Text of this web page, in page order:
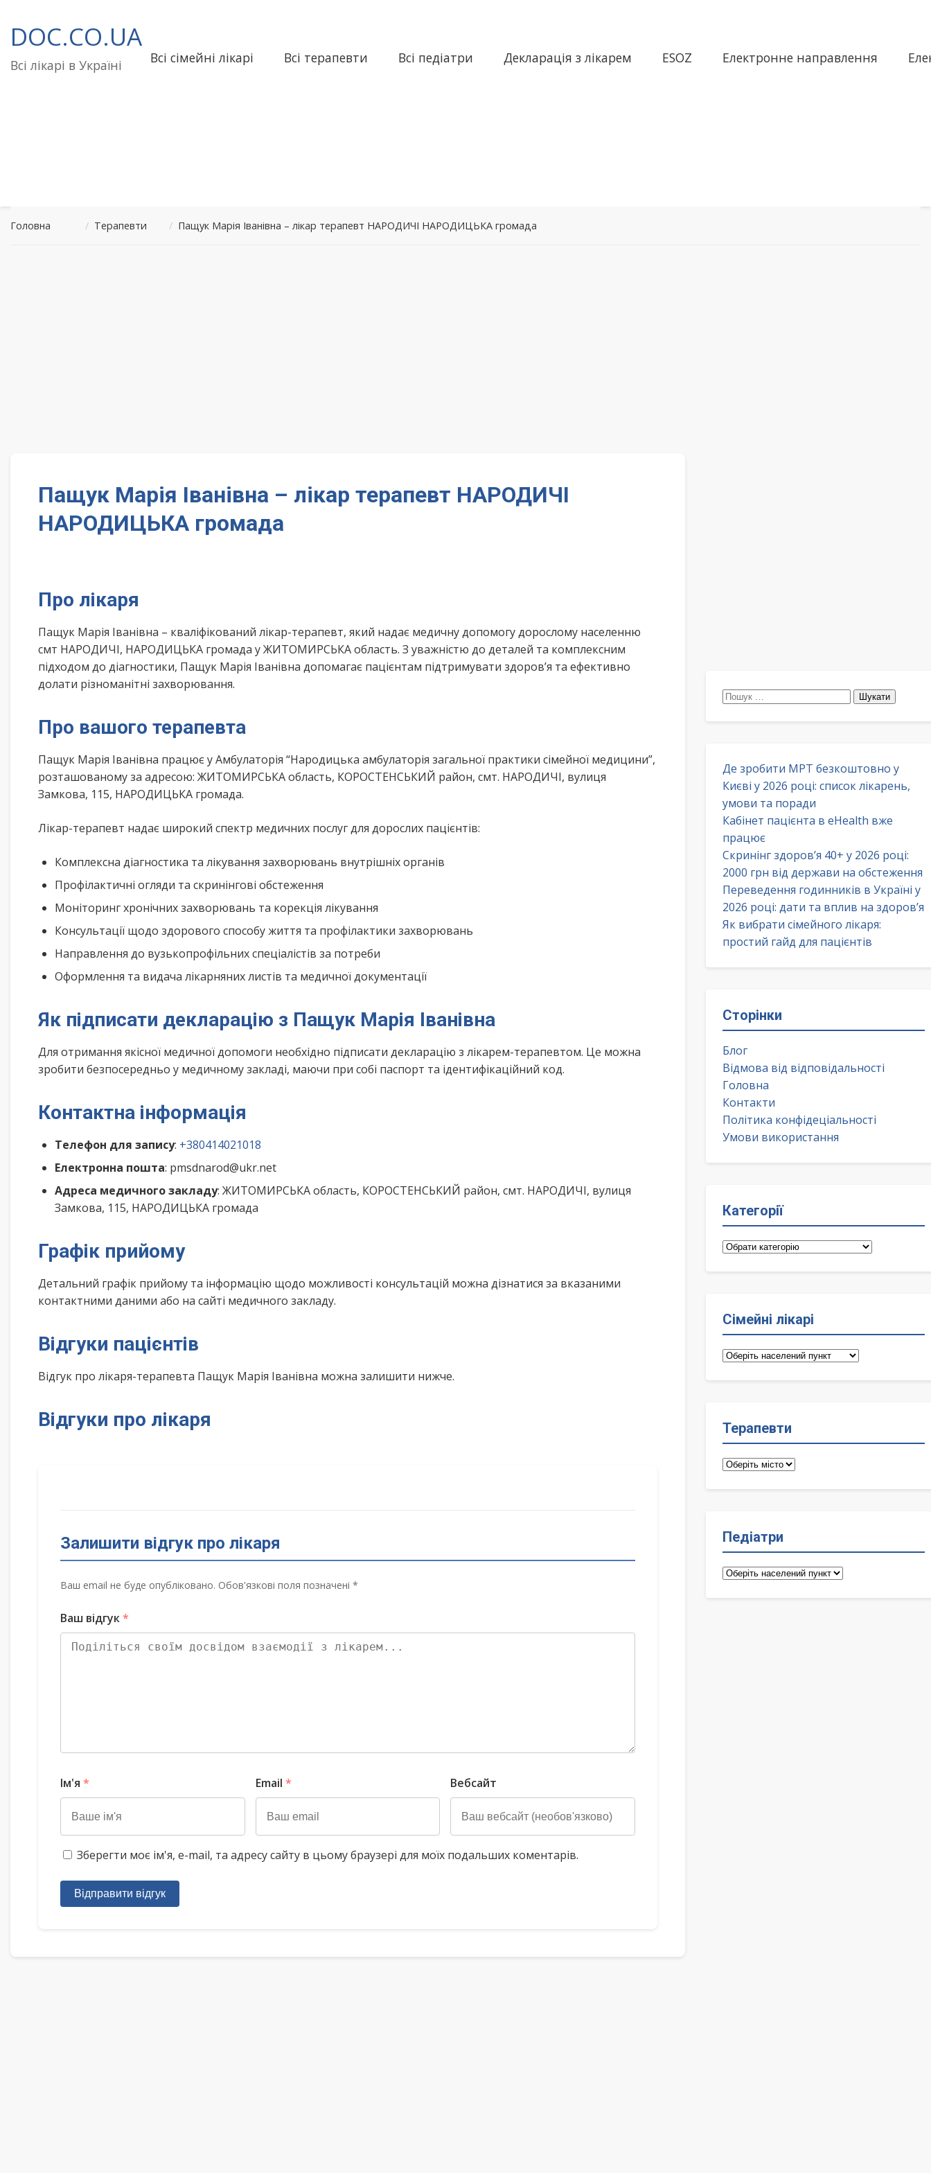
до
вмісту
DOC.CO.UA
Всі лікарі в Україні Всі сімейні лікарі Всі терапевти Всі педіатри Декларація з лікарем ESOZ Електронне направлення
Головна / Терапевти / Пащук Марія Іванівна – лікар терапевт НАРОДИЧІ НАРОДИЦЬКА громада
Пащук Марія Іванівна – лікар терапевт НАРОДИЧІ
НАРОДИЦЬКА громада
Про лікаря
Пащук Марія Іванівна – кваліфікований лікар-терапевт, який надає медичну допомогу дорослому населенню
смт НАРОДИЧІ, НАРОДИЦЬКА громада у ЖИТОМИРСЬКА область. З уважністю до деталей та комплексним
підходом до діагностики, Пащук Марія Іванівна допомагає пацієнтам підтримувати здоров’я та ефективно
долати різноманітні захворювання.
Про вашого терапевта
Пащук Марія Іванівна працює у Амбулаторія “Народицька амбулаторія загальної практики сімейної медицини”,
розташованому за адресою: ЖИТОМИРСЬКА область, КОРОСТЕНСЬКИЙ район, смт. НАРОДИЧІ, вулиця
Замкова, 115, НАРОДИЦЬКА громада.
Лікар-терапевт надає широкий спектр медичних послуг для дорослих пацієнтів:
Комплексна діагностика та лікування захворювань внутрішніх органів
Профілактичні огляди та скринінгові обстеження
Моніторинг хронічних захворювань та корекція лікування
Консультації щодо здорового способу життя та профілактики захворювань
Направлення до вузькопрофільних спеціалістів за потреби
Оформлення та видача лікарняних листів та медичної документації
Як підписати декларацію з Пащук Марія Іванівна
Для отримання якісної медичної допомоги необхідно підписати декларацію з лікарем-терапевтом. Це можна
зробити безпосередньо у медичному закладі, маючи при собі паспорт та ідентифікаційний код.
Контактна інформація
Телефон для запису: +380414021018
Електронна пошта: pmsdnarod@ukr.net
Адреса медичного закладу: ЖИТОМИРСЬКА область, КОРОСТЕНСЬКИЙ район, смт. НАРОДИЧІ, вулиця
Замкова, 115, НАРОДИЦЬКА громада
Графік прийому
Детальний графік прийому та інформацію щодо можливості консультацій можна дізнатися за вказаними
контактними даними або на сайті медичного закладу.
Відгуки пацієнтів
Відгук про лікаря-терапевта Пащук Марія Іванівна можна залишити нижче.
Відгуки про лікаря
Залишити відгук про лікаря
Ваш email не буде опубліковано. Обов'язкові поля позначені *
Ваш відгук*
Ім'я * Email * Вебсайт
Зберегти моє ім'я, e-mail, та адресу сайту в цьому браузері для моїх подальших коментарів.
Відправити відгук
Пошук:
Де зробити МРТ безкоштовно у
Києві у 2026 році: список лікарень,
умови та поради
Кабінет пацієнта в eHealth вже
працює
Скринінг здоров’я 40+ у 2026 році:
2000 грн від держави на обстеження
Переведення годинників в Україні у
2026 році: дати та вплив на здоров’я
Як вибрати сімейного лікаря:
простий гайд для пацієнтів
Сторінки
Блог
Відмова від відповідальності
Головна
Контакти
Політика конфідеціальності
Умови використання
Категорії
Категорії
Сімейні лікарі
Сімейні
Терапевти
Терапевти
Педіатри
Педіатри